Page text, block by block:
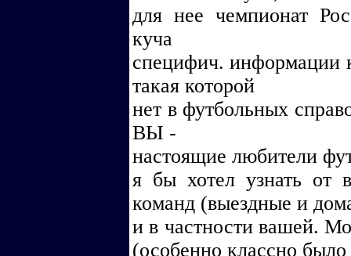
для нее чемпионат
куча
специфич. информации
такая которой
нет в футбольных
ВЫ -
настоящие любители
я бы хотел узнать от
команд (выездные и
и в частности вашей.
(особенно классно было